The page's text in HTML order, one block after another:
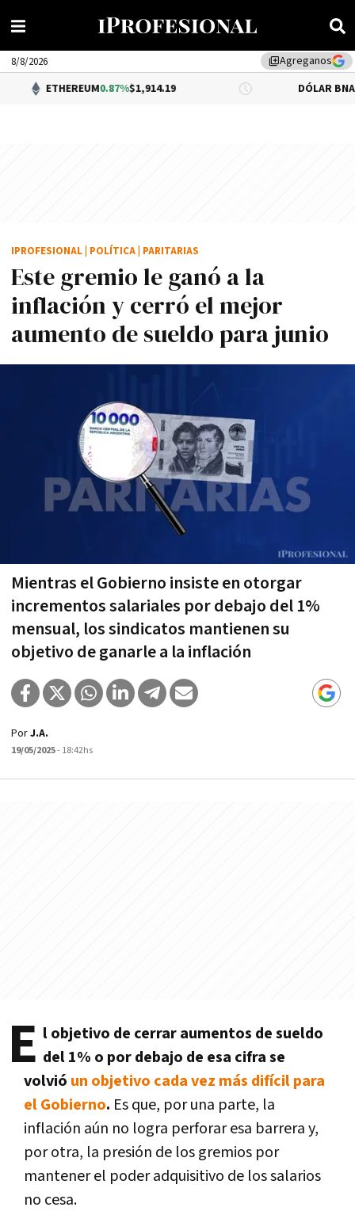
library_addAgreganos
8/8/2026
0.87%$1,914.19 DÓLAR BNA 0.34%
Este gremio le ganó a la
inflación y cerró el mejor
aumento de sueldo para junio
Mientras el Gobierno insiste en otorgar
incrementos salariales por debajo del 1%
mensual, los sindicatos mantienen su
objetivo de ganarle a la inflación
IPROFESIONAL POLÍTICA PARITARIAS
PorJ.A.
19/05/2025- 18:42hs
E l objetivo de cerrar aumentos de sueldo
del 1% o por debajo de esa cifra se
volvió un objetivo cada vez más difícil para
el Gobierno. Es que, por una parte, la
inflación aún no logra perforar esa barrera y,
por otra, la presión de los gremios por
mantener el poder adquisitivo de los salarios
no cesa.